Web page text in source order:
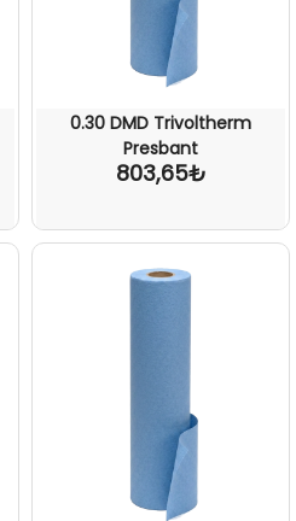
0.30 DMD Trivoltherm
Presbant
803,65₺